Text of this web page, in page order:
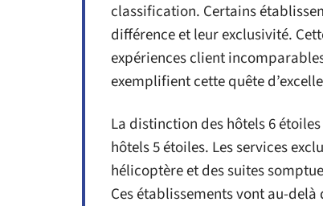
classification. Certains
différence et leur exclusivité.
expériences client
exemplifient cette quête
La distinction des hôtels 6
hôtels 5 étoiles. Les services
hélicoptère et des suites
Ces établissements vont au-